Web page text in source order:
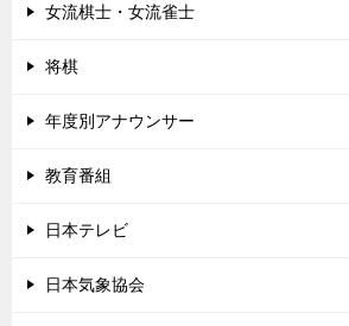
女流棋士・女流雀士
将棋
年度別アナウンサー
教育番組
日本テレビ
日本気象協会